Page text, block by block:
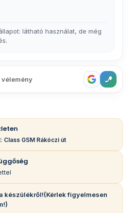
látható használat, de még
vélemény
Class GSM Rákóczi út
készülékről!(Kérlek figyelmesen